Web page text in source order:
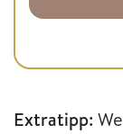
Extratipp: